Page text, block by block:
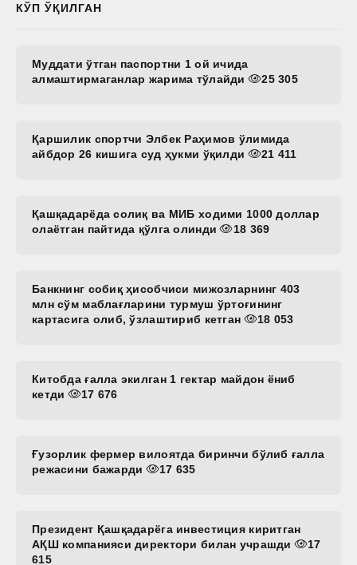
КЎП ЎҚИЛГАН
Муддати ўтган паспортни 1 ой ичида
алмаштирмаганлар жарима тўлайди
25 305
Қаршилик спортчи Элбек Раҳимов ўлимида
айбдор 26 кишига суд ҳукми ўқилди
21 411
Қашқадарёда солиқ ва МИБ ходими 1000 доллар
олаётган пайтида қўлга олинди
18 369
Банкнинг собиқ ҳисобчиси мижозларнинг 403
млн сўм маблағларини турмуш ўртоғининг
картасига олиб, ўзлаштириб кетган
18 053
Китобда ғалла экилган 1 гектар майдон ёниб
кетди
17 676
Ғузорлик фермер вилоятда биринчи бўлиб ғалла
режасини бажарди
17 635
Президент Қашқадарёга инвестиция киритган
АҚШ компанияси директори билан учрашди
17
615